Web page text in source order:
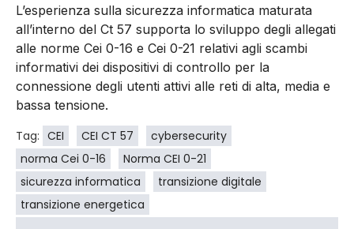
L’esperienza sulla sicurezza informatica maturata
all’interno del Ct 57 supporta lo sviluppo degli allegati
alle norme Cei 0-16 e Cei 0-21 relativi agli scambi
informativi dei dispositivi di controllo per la
connessione degli utenti attivi alle reti di alta, media e
bassa tensione.
Tag: CEI CEI CT 57
cybersecurity
norma Cei 0-16
Norma CEI 0-21
sicurezza informatica
transizione digitale
transizione energetica